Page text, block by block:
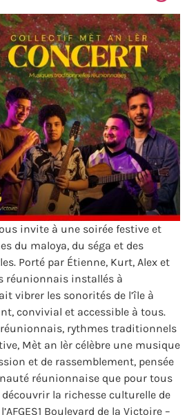
invite à une soirée festive et
du maloya, du séga et des
Porté par Étienne, Kurt, Alex et
réunionnais installés à
vibrer les sonorités de l’île à
convivial et accessible à tous.
rythmes traditionnels
Mèt an lèr célèbre une musique
et de rassemblement, pensée
réunionnaise que pour tous
la richesse culturelle de
l’AFGES1 Boulevard de la Victoire –